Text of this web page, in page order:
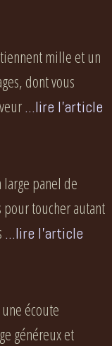
mille et un
dont vous
...lire l'article
panel de
pour toucher autant
...lire l'article
écoute
généreux et